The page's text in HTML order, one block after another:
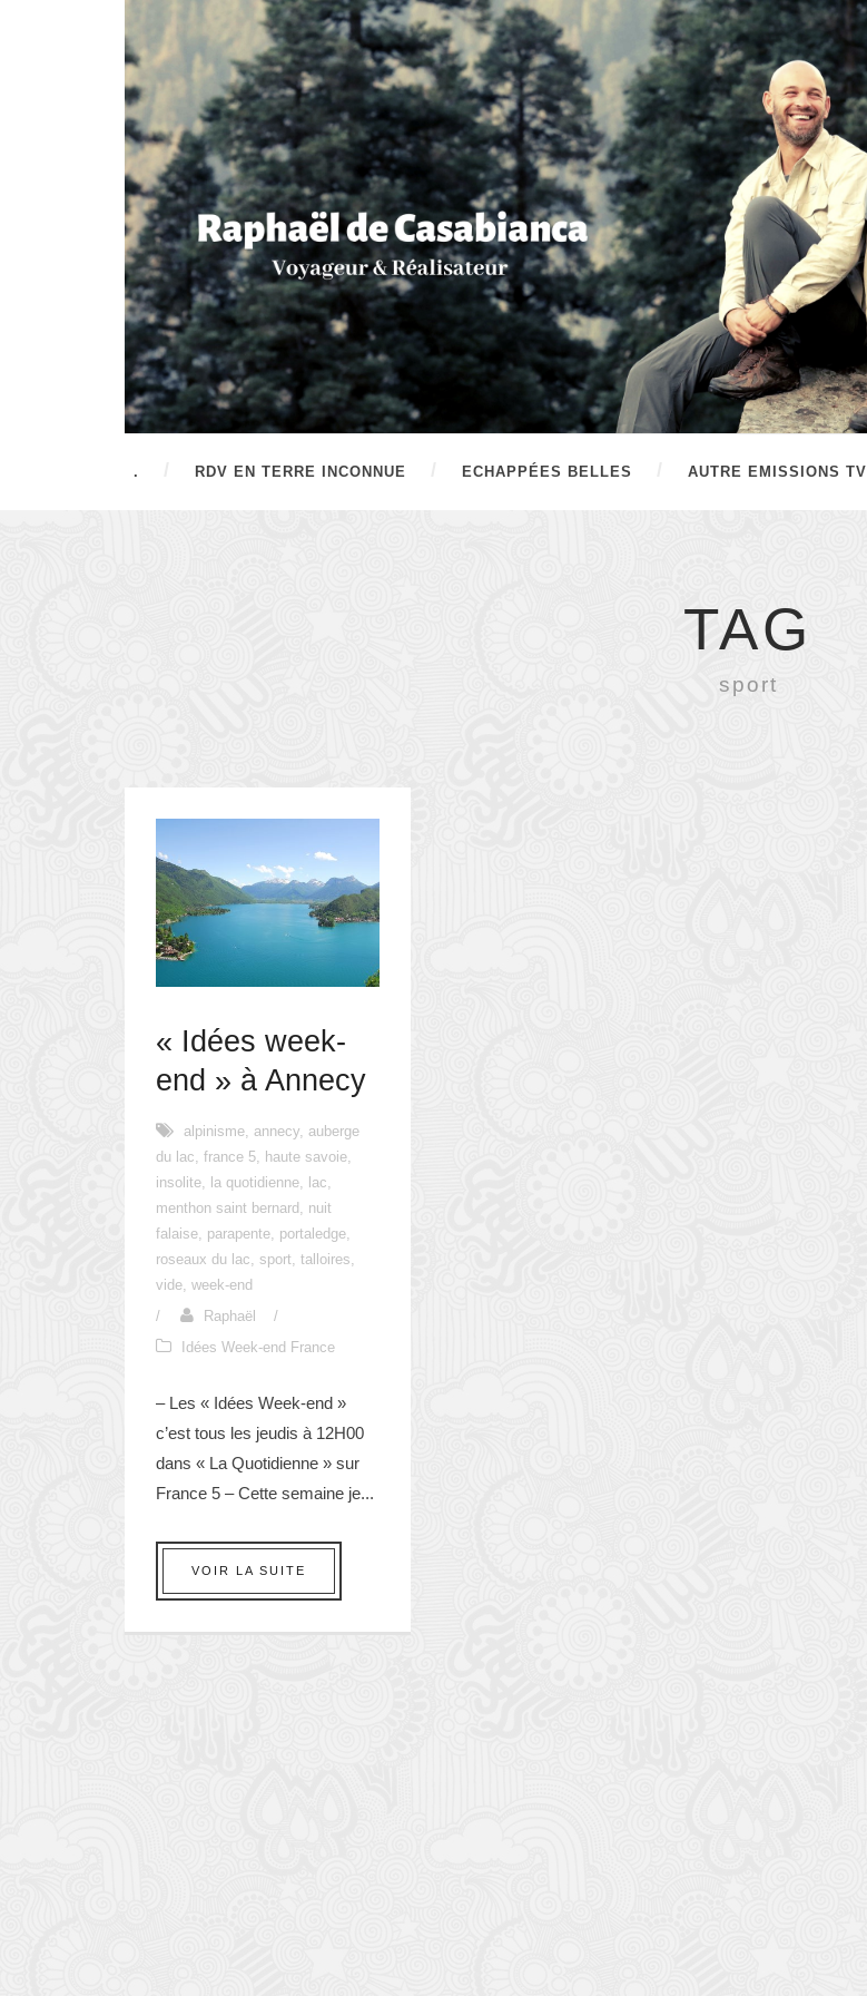
. RDV EN TERRE INCONNUE ECHAPPÉES BELLES AUTRE EMISSIONS TV
TAG
sport
« Idées week-
end » à Annecy
alpinisme annecy auberge
du lac france 5 haute savoie
insolite
la quotidienne lac
menthon saint bernard
nuit
falaise parapente portaledge
roseaux du lac sport talloires
vide week-end
/
Raphaël
/
Idées Week-end France
– Les « Idées Week-end »
c’est tous les jeudis à 12H00
dans « La Quotidienne » sur
France 5 – Cette semaine je...
VOIR LA SUITE